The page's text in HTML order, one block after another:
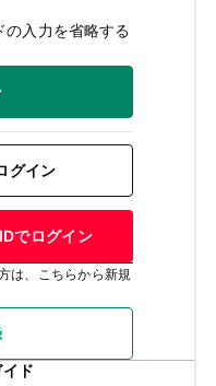
の入力を省略する
グイン
でログイン
は、こちらから新規
ド